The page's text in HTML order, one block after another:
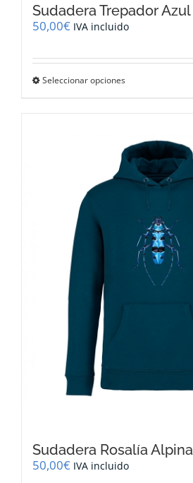
Sudadera Trepador Azul
50,00€ IVA incluido
Seleccionar opciones
variantes.
Las
opciones
se
elegir
en
página
de
producto
Sudadera Rosalía Alpina
50,00€ IVA incluido